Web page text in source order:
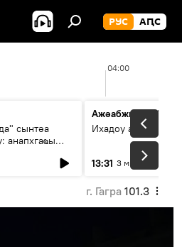
РУС АԤС
04:00
сынтәа
анапхгаҩы
Ажәабжьқәа 13:30
Ихадоу атемақәа
13:31 3 мин
г. Гагра 101.3